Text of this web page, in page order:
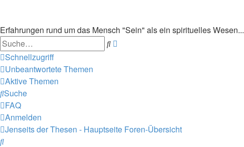
Erfahrungen rund um das Mensch "Sein" als ein spirituelles Wesen...
Suche
Schnellzugriff
Unbeantwortete Themen
Aktive Themen
Suche
FAQ
Anmelden
Jenseits der Thesen - Hauptseite Foren-Übersicht
Suche